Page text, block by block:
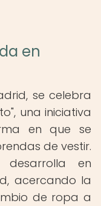
en
se celebra
una iniciativa
en que se
de vestir.
desarrolla en
acercando la
de ropa a